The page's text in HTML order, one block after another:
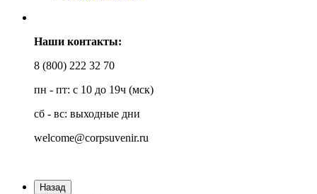
Наши контакты:
8 (800) 222 32 70
пн - пт: с 10 до 19ч (мск)
сб - вс: выходные дни
welcome@corpsuvenir.ru
Назад